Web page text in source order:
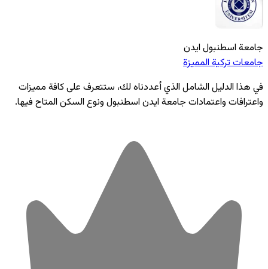
جامعة اسطنبول ايدن
جامعات تركية المميزة
في هذا الدليل الشامل الذي أعددناه لك، ستتعرف على كافة مميزات
واعترافات واعتمادات جامعة ايدن اسطنبول ونوع السكن المتاح فيها.